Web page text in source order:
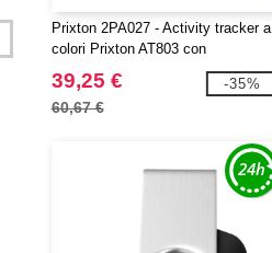
Prixton 2PA027 - Activity tracker a
colori Prixton AT803 con
termometro
39,25 €
60,67 €
-35%